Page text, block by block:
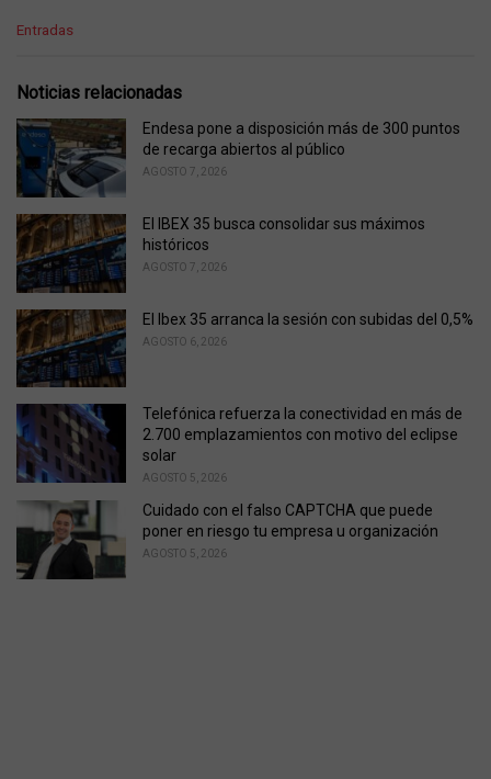
C
e
o
r
i
:
Entradas
Noticias relacionadas
Endesa pone a disposición más de 300 puntos
de recarga abiertos al público
AGOSTO 7, 2026
El IBEX 35 busca consolidar sus máximos
históricos
AGOSTO 7, 2026
El Ibex 35 arranca la sesión con subidas del 0,5%
AGOSTO 6, 2026
Telefónica refuerza la conectividad en más de
2.700 emplazamientos con motivo del eclipse
solar
AGOSTO 5, 2026
Cuidado con el falso CAPTCHA que puede
poner en riesgo tu empresa u organización
AGOSTO 5, 2026